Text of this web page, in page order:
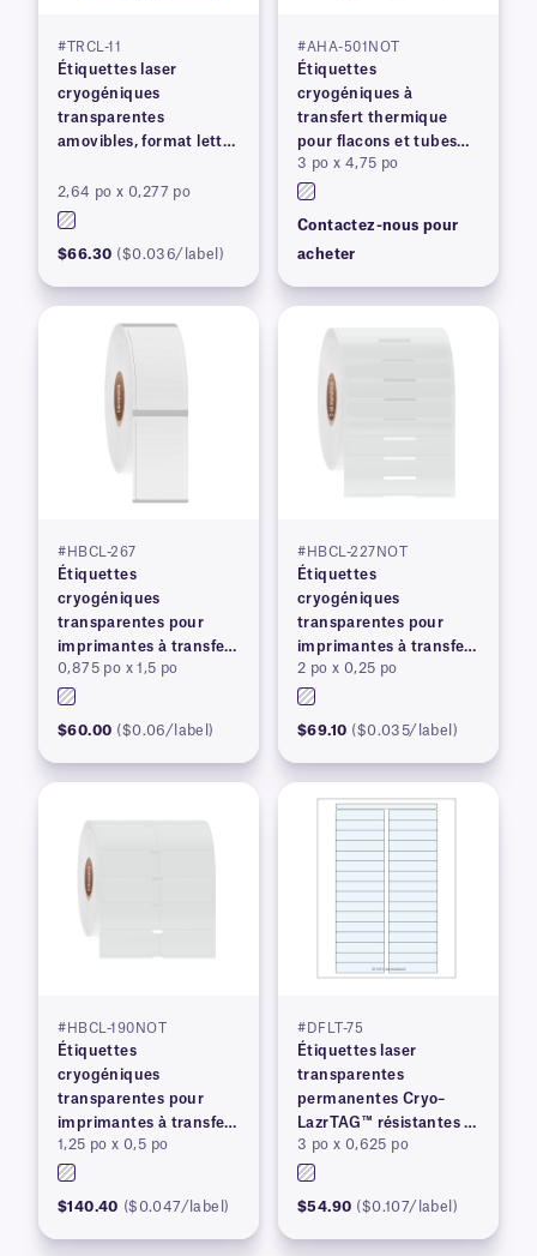
#TRCL-11
Étiquettes laser
cryogéniques
transparentes
amovibles, format lettre
2,64 po x 0,277 po
$66.30 ($0.036/label)
#AHA-501NOT
Étiquettes
cryogéniques à
transfert thermique
pour flacons et tubes
congelés
3 po x 4,75 po
Contactez-nous pour
acheter
#HBCL-267
Étiquettes
cryogéniques
transparentes pour
imprimantes à transfert
thermique
0,875 po x 1,5 po
$60.00 ($0.06/label)
#HBCL-227NOT
Étiquettes
cryogéniques
transparentes pour
imprimantes à transfert
thermique
2 po x 0,25 po
$69.10 ($0.035/label)
#HBCL-190NOT
Étiquettes
cryogéniques
transparentes pour
imprimantes à transfert
thermique
1,25 po x 0,5 po
$140.40 ($0.047/label)
#DFLT-75
Étiquettes laser
transparentes
permanentes Cryo–
LazrTAG™ résistantes à
la cryogénie et à
l'autoclave
3 po x 0,625 po
$54.90 ($0.107/label)